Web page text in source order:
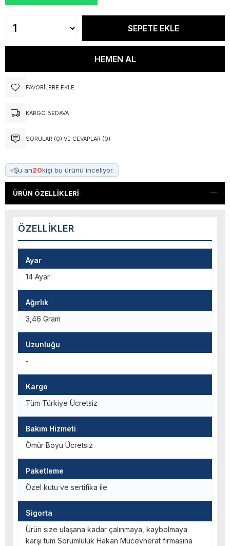
FAVORILERE EKLE
KARGO BEDAVA
SORULAR (0) VE CEVAPLAR (0)
●Şu an20kişi bu ürünü inceliyor.
ÜRÜN ÖZELLIKLERI
ÖZELLIKLER
Ayar
14 Ayar
Ağırlık
3,46 Gram
Uzunluğu
-
Kargo
Tüm Türkiye Ücretsiz
Bakım Hizmeti
Ömür Boyu Ücretsiz
Paketleme
Özel kutu ve sertifika ile
Sigorta
Ürün size ulaşana kadar çalınmaya, kaybolmaya
karşı tüm Sorumluluk Hakan Mücevherat firmasına